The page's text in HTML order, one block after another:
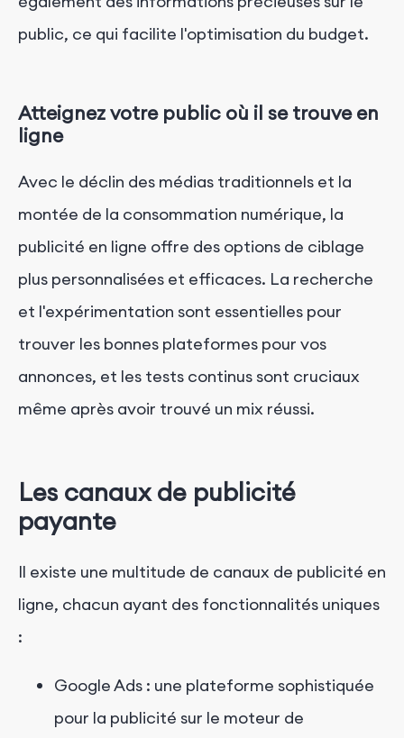
public, ce qui facilite l'optimisation du budget.
Atteignez votre public où il se trouve en
ligne
Avec le déclin des médias traditionnels et la
montée de la consommation numérique, la
publicité en ligne offre des options de ciblage
plus personnalisées et efficaces. La recherche
et l'expérimentation sont essentielles pour
trouver les bonnes plateformes pour vos
annonces, et les tests continus sont cruciaux
même après avoir trouvé un mix réussi.
Les canaux de publicité
payante
Il existe une multitude de canaux de publicité en
ligne, chacun ayant des fonctionnalités uniques
:
Google Ads : une plateforme sophistiquée
pour la publicité sur le moteur de